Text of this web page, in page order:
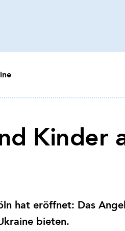
Kinder
hat eröffnet: Das
bieten.